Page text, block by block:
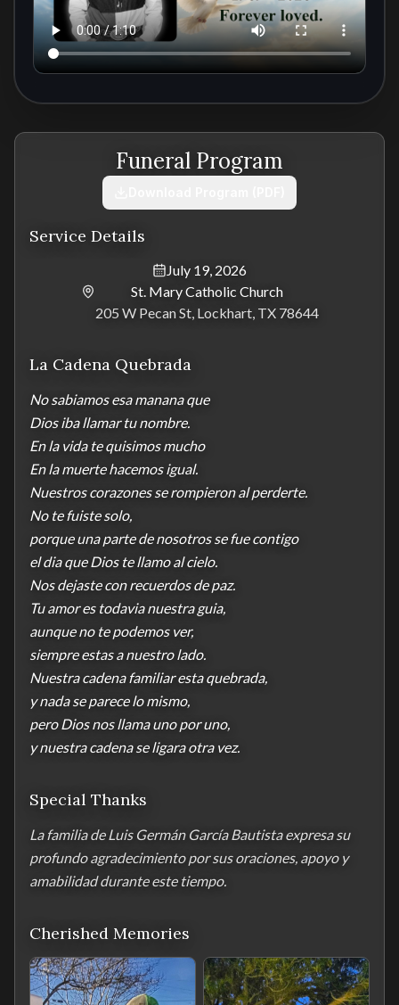
Funeral Program
Service Details
July 19, 2026
St. Mary Catholic Church
205 W Pecan St, Lockhart, TX 78644
La Cadena Quebrada
No sabiamos esa manana que
Dios iba llamar tu nombre.
En la vida te quisimos mucho
En la muerte hacemos igual.
Nuestros corazones se rompieron al perderte.
No te fuiste solo,
porque una parte de nosotros se fue contigo
el dia que Dios te llamo al cielo.
Nos dejaste con recuerdos de paz.
Tu amor es todavia nuestra guia,
aunque no te podemos ver,
siempre estas a nuestro lado.
Nuestra cadena familiar esta quebrada,
y nada se parece lo mismo,
pero Dios nos llama uno por uno,
y nuestra cadena se ligara otra vez.
Special Thanks
La familia de Luis Germán García Bautista expresa su
profundo agradecimiento por sus oraciones, apoyo y
amabilidad durante este tiempo.
Cherished Memories